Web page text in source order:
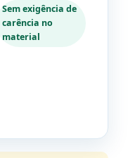
Sem exigência de
carência no
material